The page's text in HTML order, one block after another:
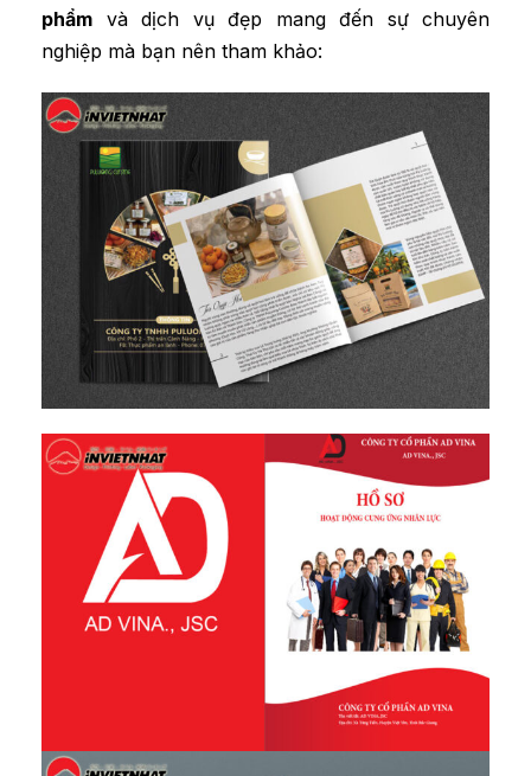
phẩm và dịch vụ đẹp mang đến sự chuyên
nghiệp mà bạn nên tham khảo: